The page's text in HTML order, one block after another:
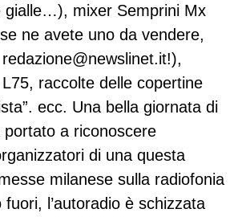
gialle…), mixer Semprini Mx
ne avete uno da vendere,
redazione@newslinet.it!),
raccolte delle copertine
ecc. Una bella giornata di
a riconoscere
di una questa
milanese sulla radiofonia
l’autoradio è schizzata